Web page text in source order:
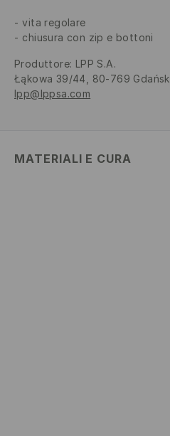
vita regolare
chiusura con zip e bottoni
Produttore: LPP S.A.
Łąkowa 39/44, 80-769 Gdańsk
lpp@lppsa.com
MATERIALI E CURA